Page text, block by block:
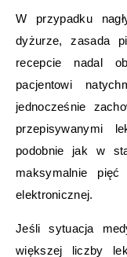
W przypadku
dyżurze, zasada
recepcie nadal
pacjentowi
jednocześnie
przepisywanymi
podobnie jak w
maksymalnie
elektronicznej.
Jeśli sytuacja
większej liczby